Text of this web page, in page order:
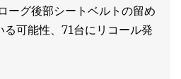
ーグ後部シートベルトの留め
る可能性、71台にリコール発